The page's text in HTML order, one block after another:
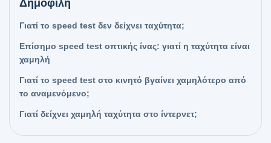
Δημοφιλή
Γιατί το speed test δεν δείχνει ταχύτητα;
Επίσημο speed test οπτικής ίνας: γιατί η ταχύτητα είναι
χαμηλή
Γιατί το speed test στο κινητό βγαίνει χαμηλότερο από
το αναμενόμενο;
Γιατί δείχνει χαμηλή ταχύτητα στο ίντερνετ;